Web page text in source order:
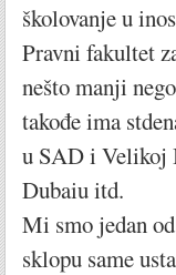
školovanje u
Pravni fakultet
nešto manji
takođe ima
u SAD i Velikoj
Dubaiu itd.
Mi smo jedan
sklopu same